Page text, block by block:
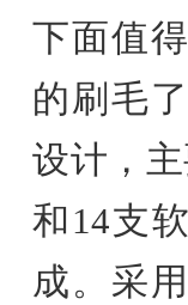
下面值
的刷毛
设计，
和14支
成。采